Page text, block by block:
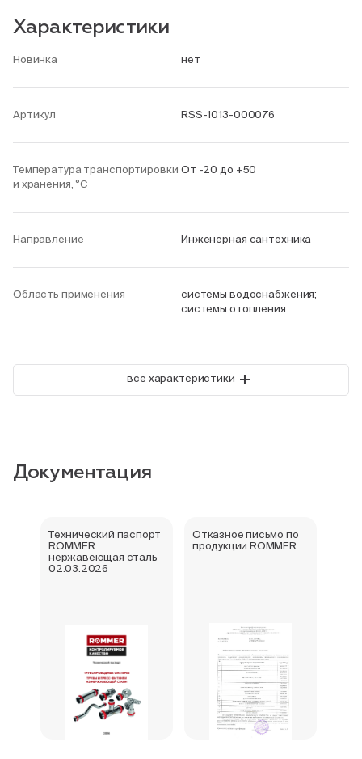
Характеристики
Новинка нет
Артикул RSS-1013-000076
Температура транспортировки
и хранения, °С
От -20 до +50
Направление Инженерная сантехника
Область применения
системы водоснабжения;
системы отопления
все характеристики +
Документация
Технический паспорт
ROMMER
нержавеющая сталь
02.03.2026
Отказное письмо по
продукции ROMMER